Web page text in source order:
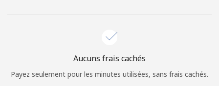
Login
Aucuns frais cachés
Payez seulement pour les minutes utilisées, sans frais cachés.